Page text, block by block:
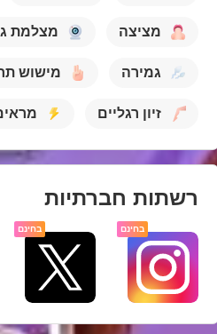
מציצה מצלמת
גמירה מישוש
זיון רגליים
רשתות חברתיות
בחינם בחינם